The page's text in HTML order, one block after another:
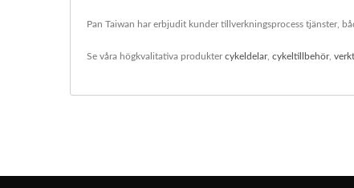
Pan Taiwan har erbjudit kunder tillverkningsprocess tjänster,
Se våra högkvalitativa produktercykeldelar, cykeltillbehör,